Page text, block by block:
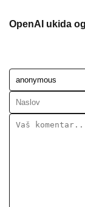
OpenAI ukida